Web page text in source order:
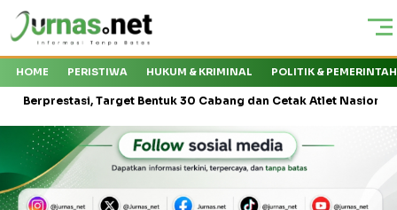
HOME PERISTIWA HUKUM & KRIMINAL POLITIK &
Target Bentuk 30 Cabang dan Cetak Atlet Nasional